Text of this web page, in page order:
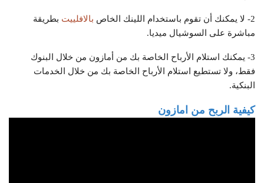
2- لا يمكنك أن تقوم باستخدام اللينك الخاص بالافلييت بطريقة
مباشرة على السوشيال ميديا.
3- يمكنك استلام الأرباح الخاصة بك من أمازون من خلال البنوك
فقط، ولا تستطيع استلام الأرباح الخاصة بك من خلال الخدمات
البنكية.
كيفية الربح من امازون